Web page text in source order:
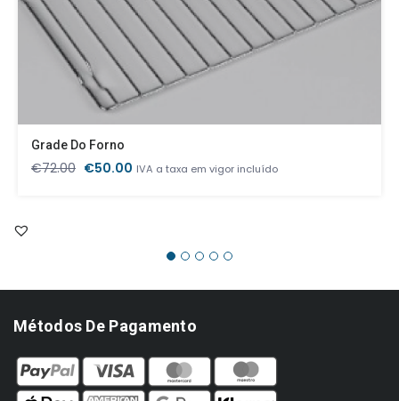
Grade Do Forno
€72.00 O
€50.00 O
IVA a taxa em vigor incluído
Métodos De Pagamento